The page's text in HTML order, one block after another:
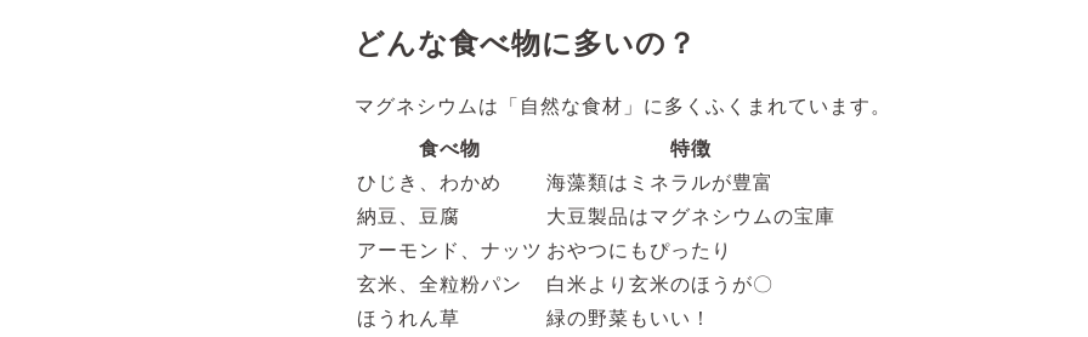
どんな食べ物に多いの？
マグネシウムは「自然な食材」に多くふくまれています。
食べ物
特徴
ひじき、わかめ
海藻類はミネラルが豊富
納豆、豆腐
大豆製品はマグネシウムの宝庫
アーモンド、ナッツ おやつにもぴったり
玄米、全粒粉パン
白米より玄米のほうが〇
ほうれん草
緑の野菜もいい！